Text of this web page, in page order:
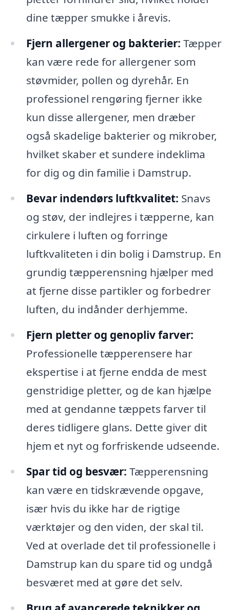
dine tæpper smukke i årevis.
Fjern allergener og bakterier: Tæpper
kan være rede for allergener som
støvmider, pollen og dyrehår. En
professionel rengøring fjerner ikke
kun disse allergener, men dræber
også skadelige bakterier og mikrober,
hvilket skaber et sundere indeklima
for dig og din familie i Damstrup.
Bevar indendørs luftkvalitet: Snavs
og støv, der indlejres i tæpperne, kan
cirkulere i luften og forringe
luftkvaliteten i din bolig i Damstrup. En
grundig tæpperensning hjælper med
at fjerne disse partikler og forbedrer
luften, du indånder derhjemme.
Fjern pletter og genopliv farver:
Professionelle tæpperensere har
ekspertise i at fjerne endda de mest
genstridige pletter, og de kan hjælpe
med at gendanne tæppets farver til
deres tidligere glans. Dette giver dit
hjem et nyt og forfriskende udseende.
Spar tid og besvær: Tæpperensning
kan være en tidskrævende opgave,
især hvis du ikke har de rigtige
værktøjer og den viden, der skal til.
Ved at overlade det til professionelle i
Damstrup kan du spare tid og undgå
besværet med at gøre det selv.